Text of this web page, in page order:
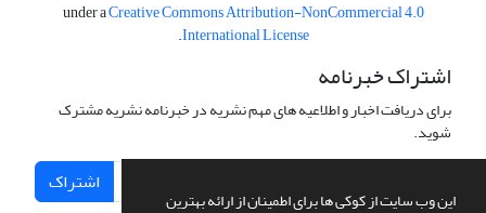
این وب سایت از کوکی ها برای اطمینان از ارائه بهترین
under aCreative Commons Attribution-NonCommercial 4.0
International License
.
اشتراک خبرنامه
برای دریافت اخبار و اطلاعیه های مهم نشریه در خبرنامه نشریه مشترک
شوید.
اشتراک